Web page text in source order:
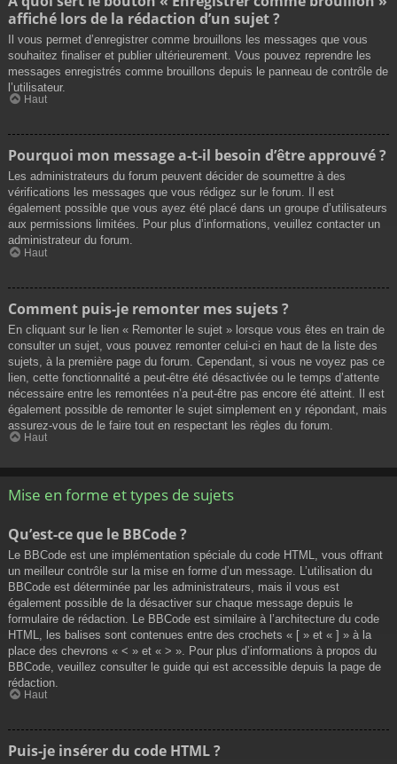
affiché lors de la rédaction d’un sujet ?
Il vous permet d’enregistrer comme brouillons les messages que vous
souhaitez finaliser et publier ultérieurement. Vous pouvez reprendre les
messages enregistrés comme brouillons depuis le panneau de contrôle de
l’utilisateur.
Haut
Pourquoi mon message a-t-il besoin d’être approuvé ?
Les administrateurs du forum peuvent décider de soumettre à des
vérifications les messages que vous rédigez sur le forum. Il est
également possible que vous ayez été placé dans un groupe d’utilisateurs
aux permissions limitées. Pour plus d’informations, veuillez contacter un
administrateur du forum.
Haut
Comment puis-je remonter mes sujets ?
En cliquant sur le lien « Remonter le sujet » lorsque vous êtes en train de
consulter un sujet, vous pouvez remonter celui-ci en haut de la liste des
sujets, à la première page du forum. Cependant, si vous ne voyez pas ce
lien, cette fonctionnalité a peut-être été désactivée ou le temps d’attente
nécessaire entre les remontées n’a peut-être pas encore été atteint. Il est
également possible de remonter le sujet simplement en y répondant, mais
assurez-vous de le faire tout en respectant les règles du forum.
Haut
Mise en forme et types de sujets
Qu’est-ce que le BBCode ?
Le BBCode est une implémentation spéciale du code HTML, vous offrant
un meilleur contrôle sur la mise en forme d’un message. L’utilisation du
BBCode est déterminée par les administrateurs, mais il vous est
également possible de la désactiver sur chaque message depuis le
formulaire de rédaction. Le BBCode est similaire à l’architecture du code
HTML, les balises sont contenues entre des crochets « [ » et « ] » à la
place des chevrons « < » et « > ». Pour plus d’informations à propos du
BBCode, veuillez consulter le guide qui est accessible depuis la page de
rédaction.
Haut
Puis-je insérer du code HTML ?